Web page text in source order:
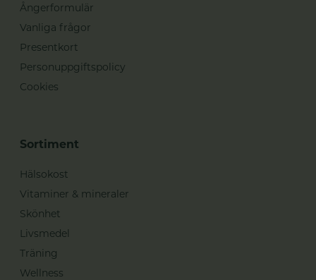
Ångerformulär
Vanliga frågor
Presentkort
Personuppgiftspolicy
Cookies
Sortiment
Hälsokost
Vitaminer & mineraler
Skönhet
Livsmedel
Träning
Wellness